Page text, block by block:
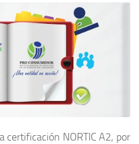
certificación NORTIC A2, por